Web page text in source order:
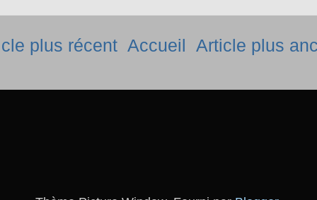
plus récent Article plus
Accueil